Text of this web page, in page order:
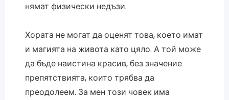
нямат физически недъзи.
Хората не могат да оценят това, което имат
и магията на живота като цяло. А той може
да бъде наистина красив, без значение
препятствията, които трябва да
преодолеем. За мен този човек има